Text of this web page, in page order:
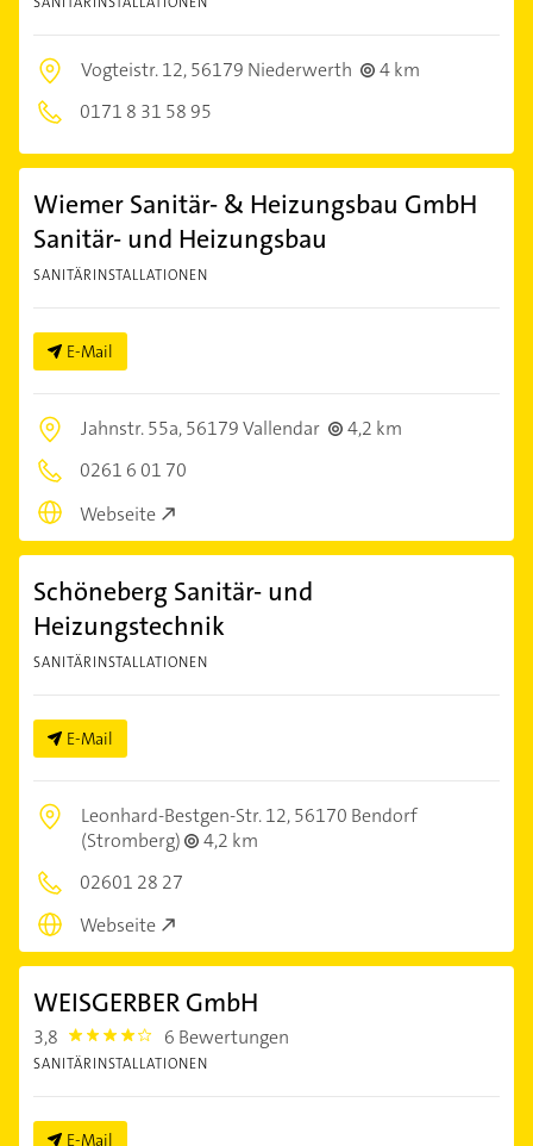
Vogteistr. 12,56179 Niederwerth
4 km
0171 8 31 58 95
Wiemer Sanitär- & Heizungsbau GmbH
Sanitär- und Heizungsbau
SANITÄRINSTALLATIONEN
E-Mail
Jahnstr. 55a,56179 Vallendar
4,2 km
0261 6 01 70
Webseite
Schöneberg Sanitär- und
Heizungstechnik
SANITÄRINSTALLATIONEN
E-Mail
Leonhard-Bestgen-Str. 12,56170 Bendorf
(Stromberg)
4,2 km
02601 28 27
Webseite
WEISGERBER GmbH
3,8 3.8 6 Bewertungen
SANITÄRINSTALLATIONEN
E-Mail